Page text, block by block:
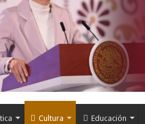
Cultura Educación